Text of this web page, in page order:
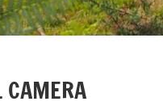
CAMERA